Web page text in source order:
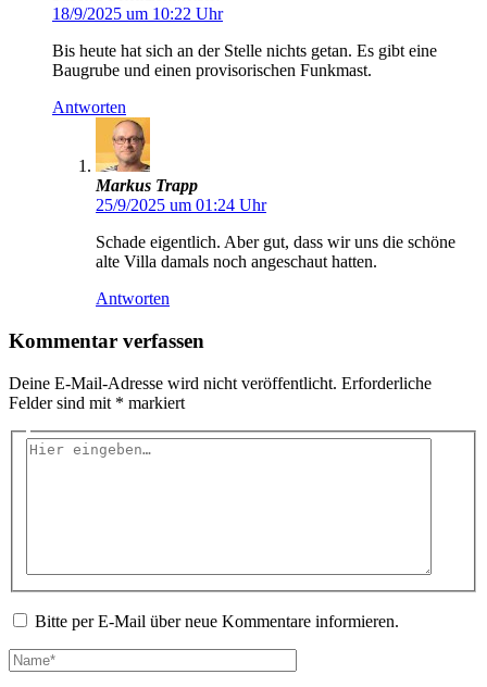
18/9/2025 um 10:22 Uhr
Bis heute hat sich an der Stelle nichts getan. Es gibt eine
Baugrube und einen provisorischen Funkmast.
Antworten
Markus Trapp
25/9/2025 um 01:24 Uhr
Schade eigentlich. Aber gut, dass wir uns die schöne
alte Villa damals noch angeschaut hatten.
Antworten
Kommentar verfassen
Deine E-Mail-Adresse wird nicht veröffentlicht. Erforderliche
Felder sind mit * markiert
Hier
Bitte per E-Mail über neue Kommentare informieren.
Name*